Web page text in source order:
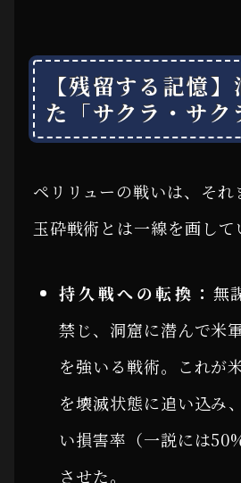
【残留する記憶
た「サクラ・サク
ペリリューの戦いは、それ
玉砕戦術とは一線を画して
持久戦への転換：無
禁じ、洞窟に潜んで米
を強いる戦術。これが
を壊滅状態に追い込み
い損害率（一説には
させた。